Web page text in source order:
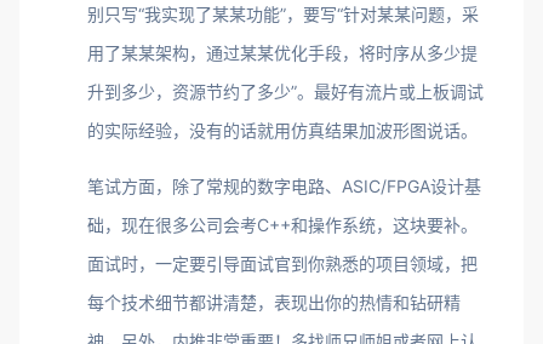
别只写“我实现了某某功能”，要写“针对某某问题，采
用了某某架构，通过某某优化手段，将时序从多少提
升到多少，资源节约了多少”。最好有流片或上板调试
的实际经验，没有的话就用仿真结果加波形图说话。
笔试方面，除了常规的数字电路、ASIC/FPGA设计基
础，现在很多公司会考C++和操作系统，这块要补。
面试时，一定要引导面试官到你熟悉的项目领域，把
每个技术细节都讲清楚，表现出你的热情和钻研精